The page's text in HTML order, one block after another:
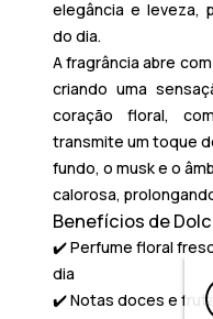
elegância e leveza,
do dia.
A fragrância abre
criando uma
coração floral,
transmite um toque
fundo, o musk e o
calorosa,
Benefícios de
✔️Perfume floral
dia
✔️ Notas doces e